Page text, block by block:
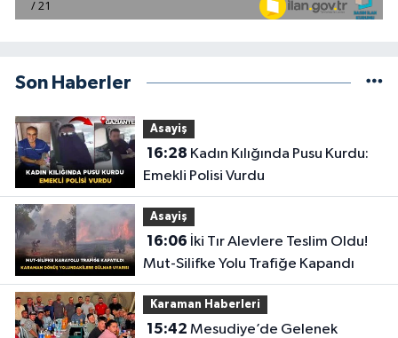
Son Haberler
Asayiş
16:28
Emekli Polisi Vurdu
Asayiş
16:06
Mut-Silifke Yolu Trafiğe Kapandı
Karaman Haberleri
15:42